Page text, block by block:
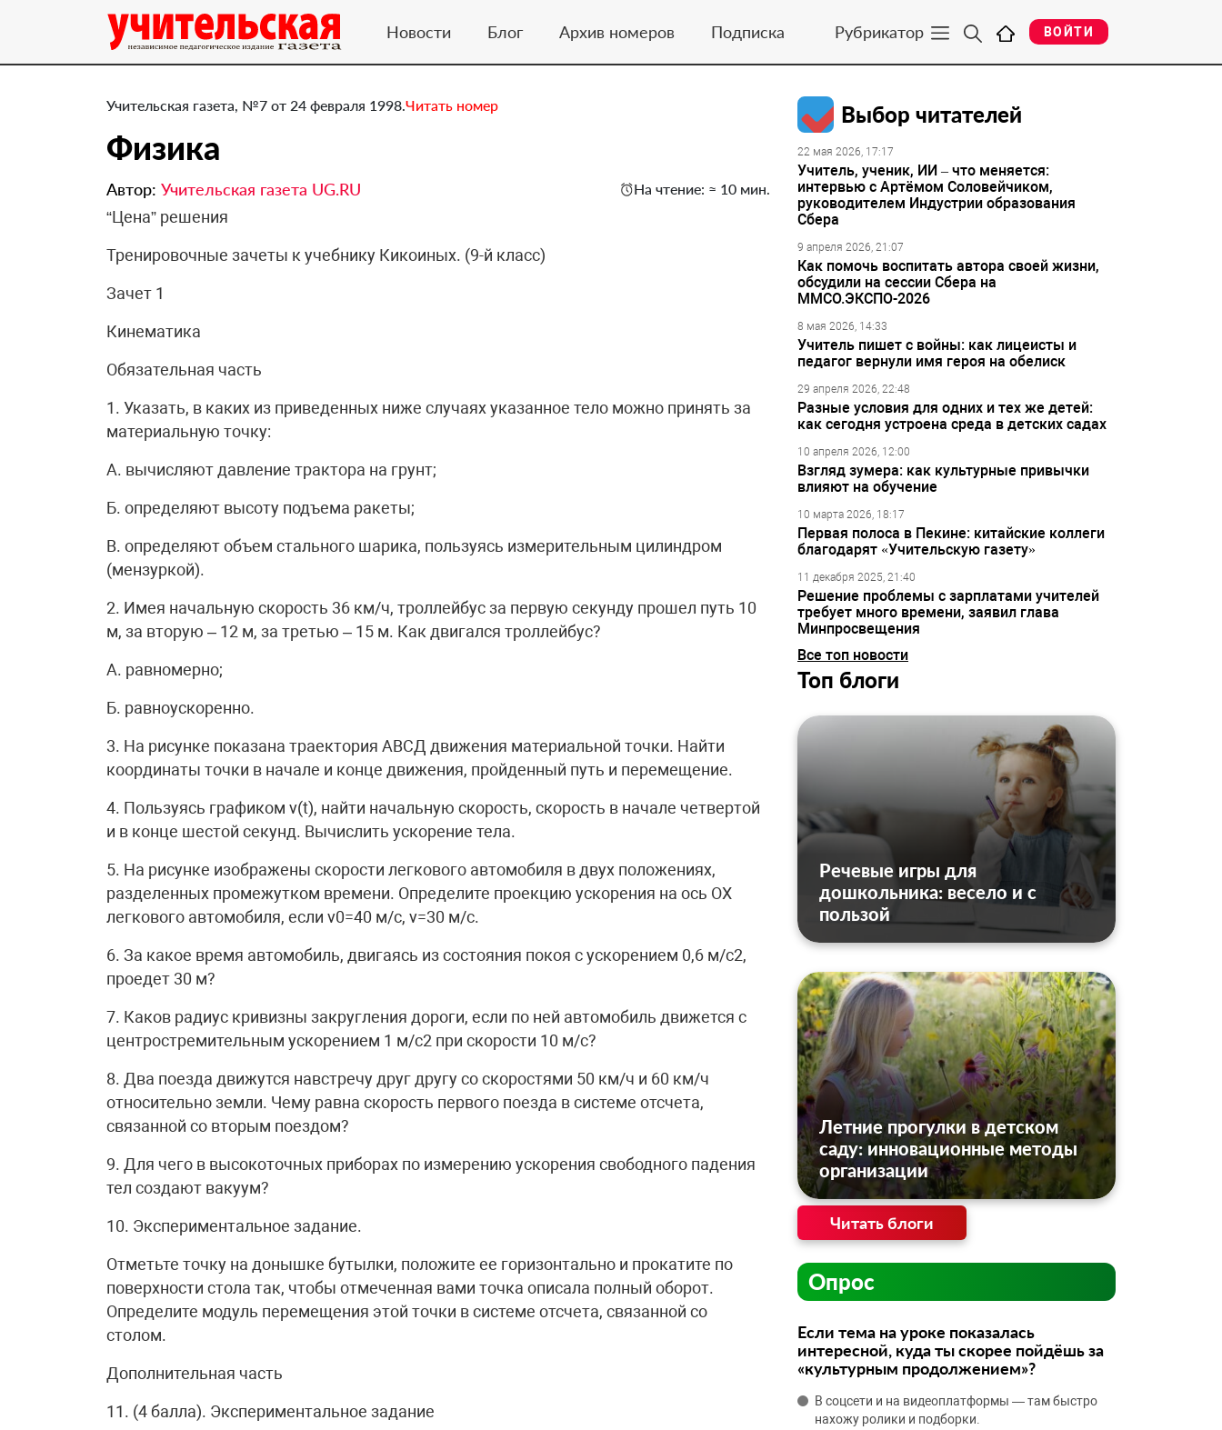
Новости Блог Архив номеров Подписка Рубрикатор ВОЙТИ
Учительская газета, №7 от 24 февраля 1998.Читать номер
Физика
Автор: Учительская газета UG.RU На чтение: ≈ 10 мин.
“Цена” решения
Тренировочные зачеты к учебнику Кикоиных. (9-й класс)
Зачет 1
Кинематика
Обязательная часть
1. Указать, в каких из приведенных ниже случаях указанное тело можно принять за
материальную точку:
А. вычисляют давление трактора на грунт;
Б. определяют высоту подъема ракеты;
В. определяют объем стального шарика, пользуясь измерительным цилиндром
(мензуркой).
2. Имея начальную скорость 36 км/ч, троллейбус за первую секунду прошел путь 10
м, за вторую – 12 м, за третью – 15 м. Как двигался троллейбус?
А. равномерно;
Б. равноускоренно.
3. На рисунке показана траектория АВСД движения материальной точки. Найти
координаты точки в начале и конце движения, пройденный путь и перемещение.
4. Пользуясь графиком v(t), найти начальную скорость, скорость в начале четвертой
и в конце шестой секунд. Вычислить ускорение тела.
5. На рисунке изображены скорости легкового автомобиля в двух положениях,
разделенных промежутком времени. Определите проекцию ускорения на ось ОХ
легкового автомобиля, если v0=40 м/с, v=30 м/с.
6. За какое время автомобиль, двигаясь из состояния покоя с ускорением 0,6 м/с2,
проедет 30 м?
7. Каков радиус кривизны закругления дороги, если по ней автомобиль движется с
центростремительным ускорением 1 м/с2 при скорости 10 м/с?
8. Два поезда движутся навстречу друг другу со скоростями 50 км/ч и 60 км/ч
относительно земли. Чему равна скорость первого поезда в системе отсчета,
связанной со вторым поездом?
9. Для чего в высокоточных приборах по измерению ускорения свободного падения
тел создают вакуум?
10. Экспериментальное задание.
Отметьте точку на донышке бутылки, положите ее горизонтально и прокатите по
поверхности стола так, чтобы отмеченная вами точка описала полный оборот.
Определите модуль перемещения этой точки в системе отсчета, связанной со
столом.
Дополнительная часть
11. (4 балла). Экспериментальное задание
Выбор читателей
22 мая 2026, 17:17
Учитель, ученик, ИИ – что меняется:
интервью с Артёмом Соловейчиком,
руководителем Индустрии образования
Сбера
9 апреля 2026, 21:07
Как помочь воспитать автора своей жизни,
обсудили на сессии Сбера на
ММСО.ЭКСПО-2026
8 мая 2026, 14:33
Учитель пишет с войны: как лицеисты и
педагог вернули имя героя на обелиск
29 апреля 2026, 22:48
Разные условия для одних и тех же детей:
как сегодня устроена среда в детских садах
10 апреля 2026, 12:00
Взгляд зумера: как культурные привычки
влияют на обучение
10 марта 2026, 18:17
Первая полоса в Пекине: китайские коллеги
благодарят «Учительскую газету»
11 декабря 2025, 21:40
Решение проблемы с зарплатами учителей
требует много времени, заявил глава
Минпросвещения
Все топ новости
Топ блоги
Речевые игры для
дошкольника: весело и с
пользой
Летние прогулки в детском
саду: инновационные методы
организации
Читать блоги
Опрос
Если тема на уроке показалась
интересной, куда ты скорее пойдёшь за
«культурным продолжением»?
В соцсети и на видеоплатформы — там быстро
нахожу ролики и подборки.